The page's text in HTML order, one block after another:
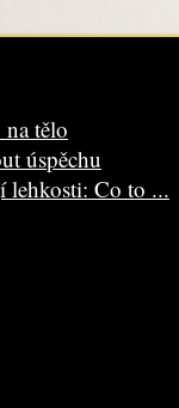
tělo
úspěchu
lehkosti: Co to ...